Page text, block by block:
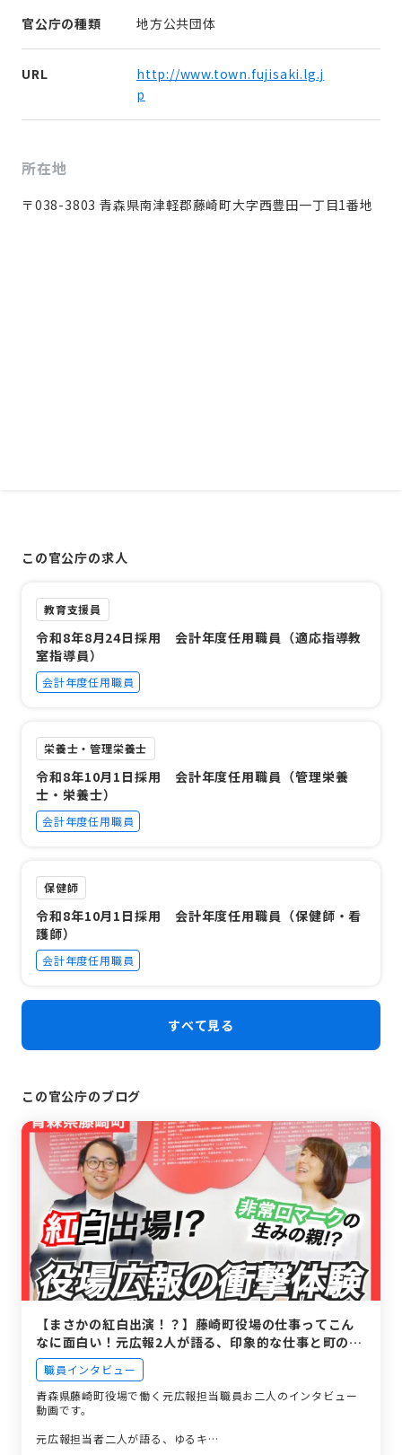
官公庁の種類 地方公共団体
URL
http://www.town.fujisaki.lg.j
p
所在地
〒038-3803 青森県南津軽郡藤崎町大字西豊田一丁目1番地
この官公庁の求人
教育支援員
令和8年8月24日採用 会計年度任用職員（適応指導教
室指導員）
会計年度任用職員
栄養士・管理栄養士
令和8年10月1日採用 会計年度任用職員（管理栄養
士・栄養士）
会計年度任用職員
保健師
令和8年10月1日採用 会計年度任用職員（保健師・看
護師）
会計年度任用職員
すべて見る
この官公庁のブログ
【まさかの紅白出演！？】藤崎町役場の仕事ってこん
なに面白い！元広報2人が語る、印象的な仕事と町の魅
力
職員インタビュー
青森県藤崎町役場で働く元広報担当職員お二人のインタビュー
動画です。
元広報担当者二人が語る、ゆるキ…